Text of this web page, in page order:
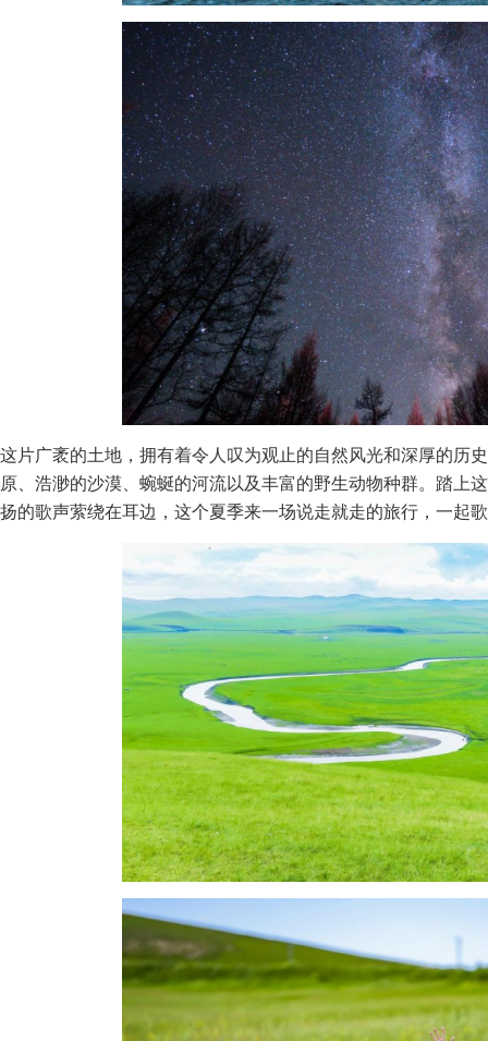
这片广袤的土地，拥有着令人叹为观止的自然风光和深厚的历
原、浩渺的沙漠、蜿蜒的河流以及丰富的野生动物种群。踏上
扬的歌声萦绕在耳边，这个夏季来一场说走就走的旅行，一起